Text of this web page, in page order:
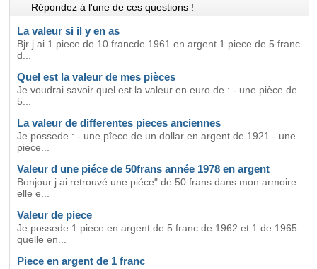
Répondez à l'une de ces questions !
La valeur si il y en as
Bjr j ai 1 piece de 10 francde 1961 en argent 1 piece de 5 franc
d...
Quel est la valeur de mes pièces
Je voudrai savoir quel est la valeur en euro de : - une pièce de
5...
La valeur de differentes pieces anciennes
Je possede : - une pîece de un dollar en argent de 1921 - une
piece...
Valeur d une piéce de 50frans année 1978 en argent
Bonjour j ai retrouvé une piéce" de 50 frans dans mon armoire
elle e...
Valeur de piece
Je possede 1 piece en argent de 5 franc de 1962 et 1 de 1965
quelle en...
Piece en argent de 1 franc